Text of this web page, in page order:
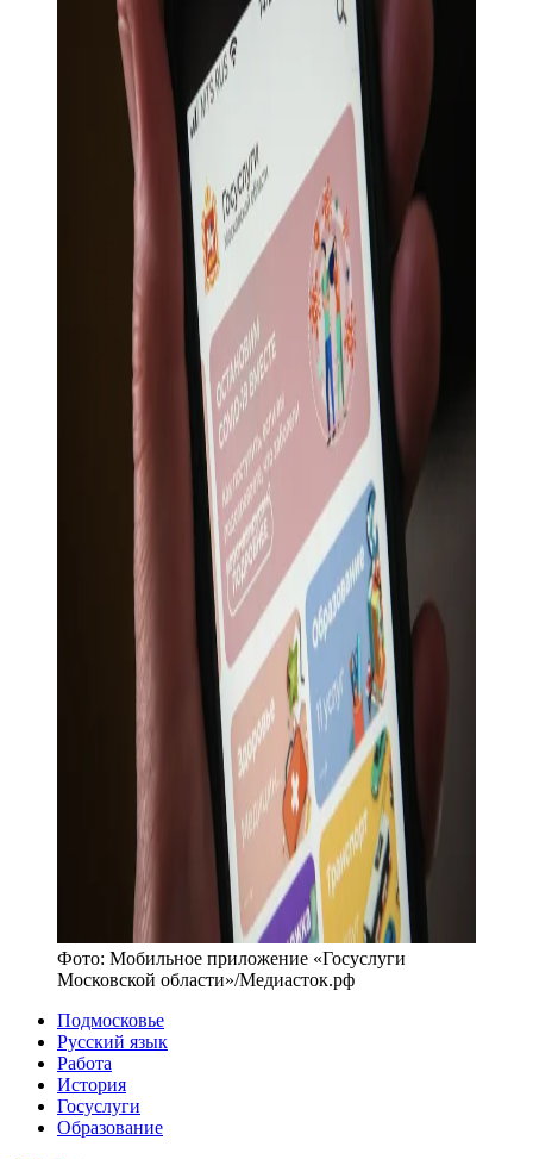
Фото: Мобильное приложение «Госуслуги
Московской области»/Медиасток.рф
Подмосковье
Русский язык
Работа
История
Госуслуги
Образование